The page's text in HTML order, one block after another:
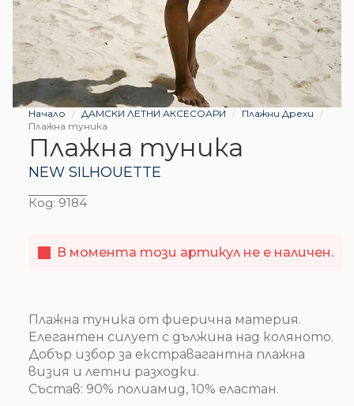
Начало ДАМСКИ ЛЕТНИ АКСЕСОАРИ
Плажни Дрехи
Плажна туника
Плажна туника
NEW SILHOUETTE
Код: 9184
В момента този артикул не е наличен.
Плажна туника от фиерична материя.
Елегантен силует с дължина над коляното.
Добър избор за екстравагантна плажна
визия и летни разходки.
Състав: 90% полиамид, 10% еластан.